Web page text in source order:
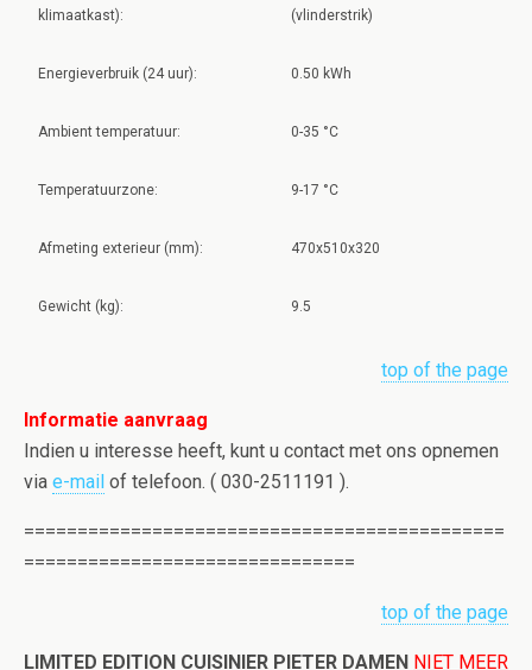
klimaatkast): (vlinderstrik)
Energieverbruik (24 uur): 0.50 kWh
Ambient temperatuur: 0-35 °C
Temperatuurzone: 9-17 °C
Afmeting exterieur (mm): 470x510x320
Gewicht (kg): 9.5
top of the page
Informatie aanvraag
Indien u interesse heeft, kunt u contact met ons opnemen
via e-mail of telefoon. ( 030-2511191 ).
=============================================
===============================
top of the page
LIMITED EDITION CUISINIER PIETER DAMEN NIET MEER